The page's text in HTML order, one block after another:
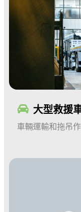
大型救援
車輛運輸和拖吊